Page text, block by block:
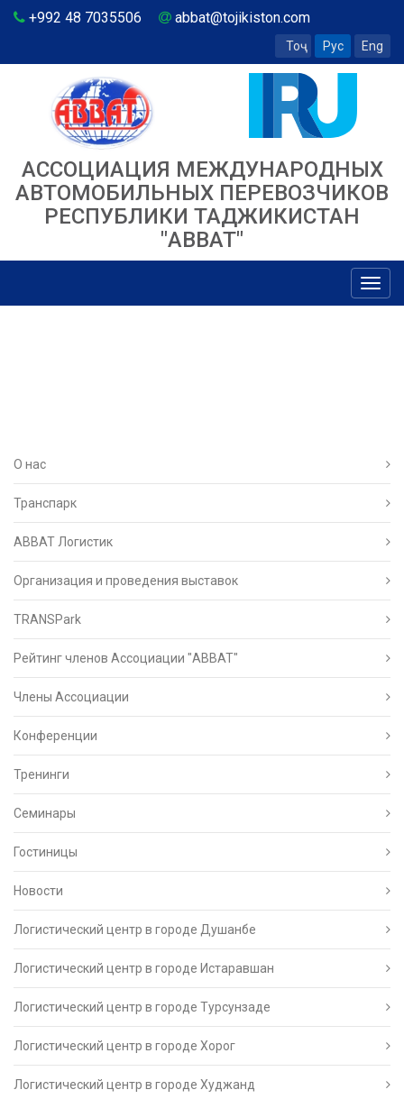
+992 48 7035506 abbat@tojikiston.com
Тоҷ Рус Eng
АССОЦИАЦИЯ МЕЖДУНАРОДНЫХ
АВТОМОБИЛЬНЫХ ПЕРЕВОЗЧИКОВ
РЕСПУБЛИКИ ТАДЖИКИСТАН
"ABBAT"
О нас
Транспарк
ABBAT Логистик
Организация и проведения выставок
TRANSPark
Рейтинг членов Ассоциации "АВВАТ"
Члены Ассоциации
Конференции
Тренинги
Семинары
Гостиницы
Новости
Логистический центр в городе Душанбе
Логистический центр в городе Истаравшан
Логистический центр в городе Турсунзаде
Логистический центр в городе Хорог
Логистический центр в городе Худжанд